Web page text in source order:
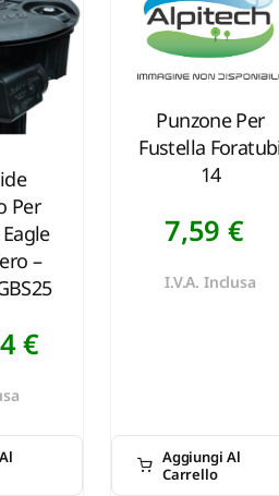
Per
–
€
Punzone Per
Fustella
14
7,59 €
I.V.A. Inclusa
Aggiungi Al
Carrello